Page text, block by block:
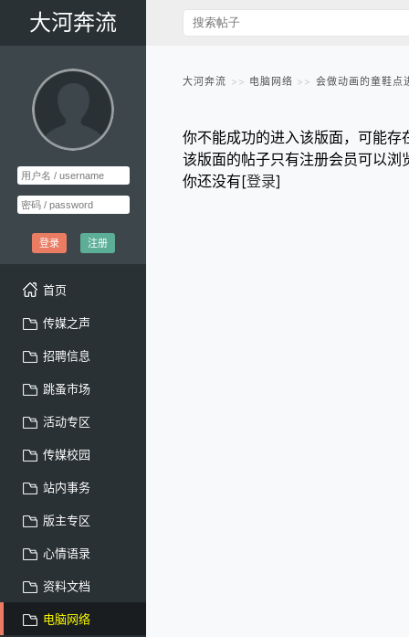
大河奔流
登录 注册
首页
传媒之声
招聘信息
跳蚤市场
活动专区
传媒校园
站内事务
版主专区
心情语录
资料文档
电脑网络
大河奔流 电脑网络 会做动画的童鞋点
你不能成功的进入该版面，可能存
该版面的帖子只有注册会员可以浏
你还没有[登录]